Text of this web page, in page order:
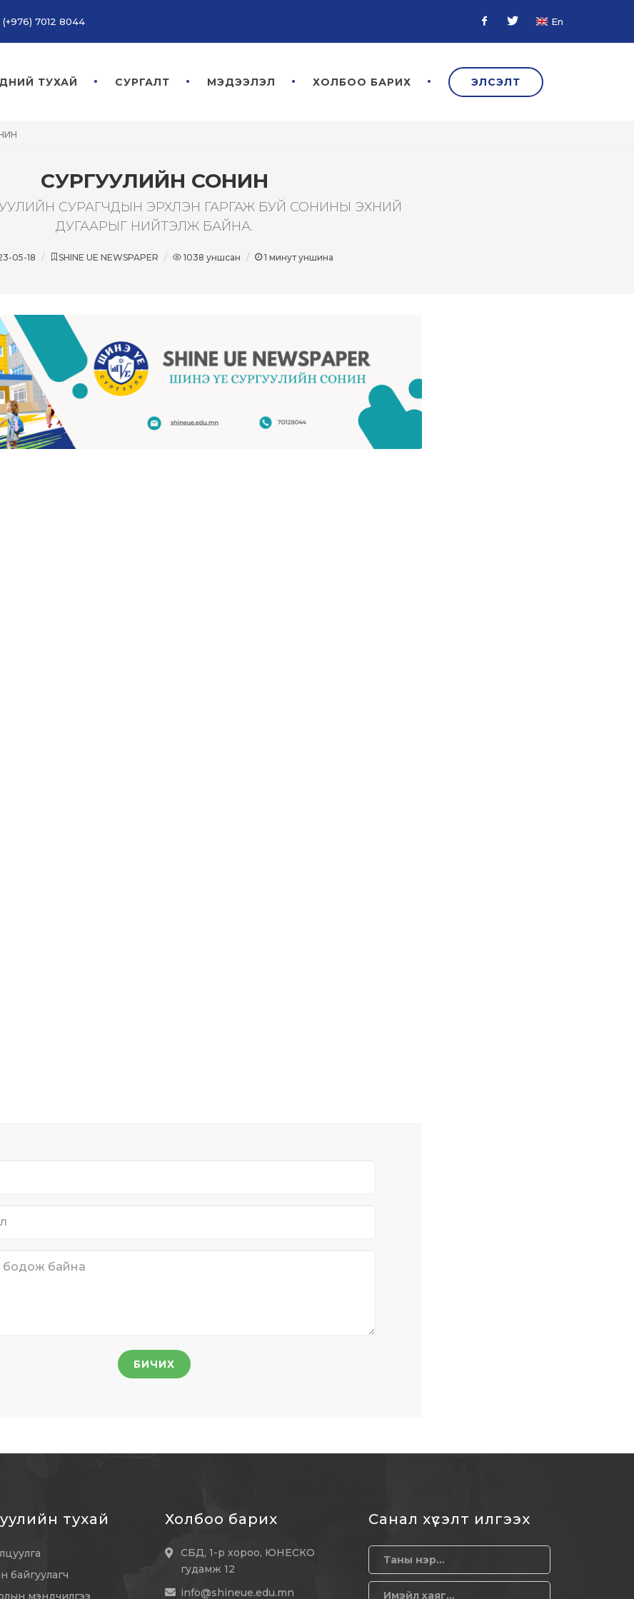
(+976) 7012 8044 En
ТУХАЙ СУРГАЛТ МЭДЭЭЛЭЛ ХОЛБОО БАРИХ ЭЛСЭЛТ
СУРГУУЛИЙН СОНИН
СУРАГЧДЫН ЭРХЛЭН ГАРГАЖ БУЙ СОНИНЫ ЭХНИЙ
ДУГААРЫГ НИЙТЭЛЖ БАЙНА.
05-18 SHINE UE NEWSPAPER 1038 уншсан 1 минут уншина
БИЧИХ
тухай
байгуулагч
мэндчилгээ
Холбоо барих
СБД, 1-р хороо, ЮНЕСКО
гудамж 12
info@shineue.edu.mn
Санал хүсэлт илгээх